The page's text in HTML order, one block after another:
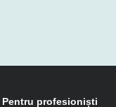
Pentru profesioniști